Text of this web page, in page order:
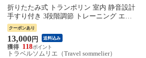
折りたたみ式 トランポリン 室内 静音設計
手すり付き 3段階調節 トレーニング エク
ササイズ 耐荷重150kg 収納便利 省スペー
ス 組立簡単 高耐久 室外 ブラック 送料無
料 ※北海道、沖縄県、離島を除く 【ロジ
発送】 トラベルソムリエ w-tre5
クーポンあり
13,000円 送料込み
118
トラベルソムリエ（Travel sommelier）